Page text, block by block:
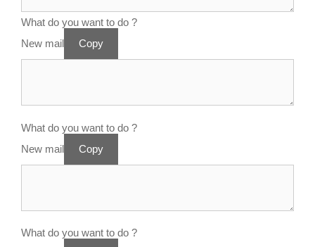
What do you want to do ?
New mail
Copy
What do you want to do ?
New mail
Copy
What do you want to do ?